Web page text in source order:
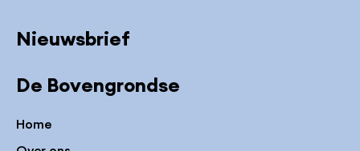
Nieuwsbrief
De Bovengrondse
Home